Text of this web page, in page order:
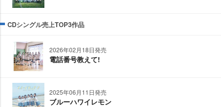
CDシングル売上TOP3作品
2026年02月18日発売
電話番号教えて!
2025年06月11日発売
ブルーハワイレモン